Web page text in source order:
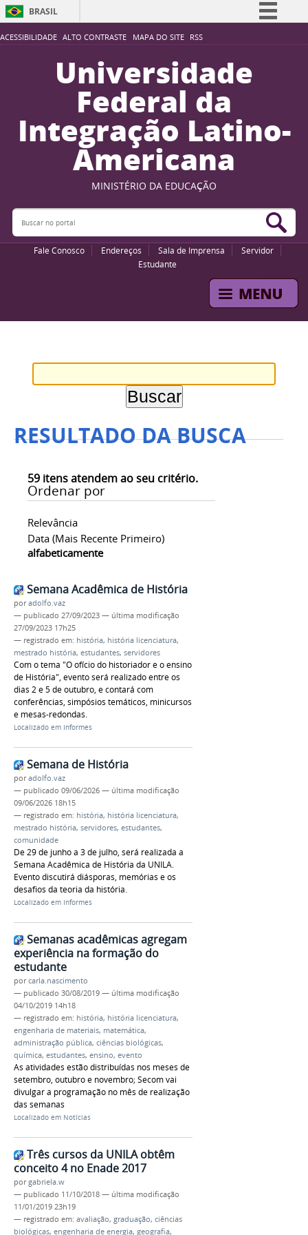
ACESSIBILIDADE ALTO CONTRASTE MAPA DO SITE RSS
BRASIL
Simplifique!
Participe
Acesso à informação
Legislação
Canais
Universidade
Federal da
Integração Latino-
Americana
MINISTÉRIO DA EDUCAÇÃO
Buscar no portal
Fale Conosco Endereços Sala de Imprensa
Servidor
Estudante
RESULTADO DA BUSCA
59 itens atendem ao seu critério.
Ordenar por
Relevância
Data (mais Recente Primeiro)
alfabeticamente
Semana Acadêmica de História
poradolfo.vaz
— publicado 27/09/2023 — última modificação
27/09/2023 17h25
— registrado em: história, história licenciatura,
mestrado história, estudantes, servidores
Com o tema "O ofício do historiador e o ensino
de História", evento será realizado entre os
dias 2 e 5 de outubro, e contará com
conferências, simpósios temáticos, minicursos
e mesas-redondas.
Localizado em Informes
Semana de História
poradolfo.vaz
— publicado 09/06/2026 — última modificação
09/06/2026 18h15
— registrado em: história, história licenciatura,
mestrado história, servidores, estudantes,
comunidade
De 29 de junho a 3 de julho, será realizada a
Semana Acadêmica de História da UNILA.
Evento discutirá diásporas, memórias e os
desafios da teoria da história.
Localizado em Informes
Semanas acadêmicas agregam
experiência na formação do
estudante
porcarla.nascimento
— publicado 30/08/2019 — última modificação
04/10/2019 14h18
— registrado em: história, história licenciatura,
engenharia de materiais, matemática,
administração pública, ciências biológicas,
química, estudantes, ensino, evento
As atividades estão distribuídas nos meses de
setembro, outubro e novembro; Secom vai
divulgar a programação no mês de realização
das semanas
Localizado em Notícias
Três cursos da UNILA obtêm
conceito 4 no Enade 2017
porgabriela.w
— publicado 11/10/2018 — última modificação
11/01/2019 23h19
— registrado em: avaliação, graduação, ciências
biológicas, engenharia de energia, geografia,